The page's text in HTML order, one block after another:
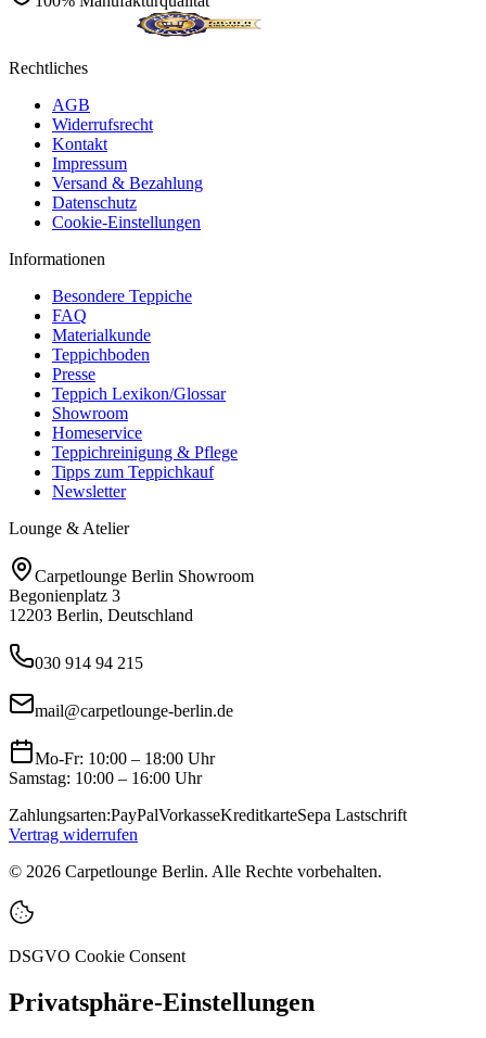
Rechtliches
AGB
Widerrufsrecht
Kontakt
Impressum
Versand & Bezahlung
Datenschutz
Cookie-Einstellungen
Informationen
Besondere Teppiche
FAQ
Materialkunde
Teppichboden
Presse
Teppich Lexikon/Glossar
Showroom
Homeservice
Teppichreinigung & Pflege
Tipps zum Teppichkauf
Newsletter
Lounge & Atelier
Carpetlounge Berlin Showroom
Begonienplatz 3
12203 Berlin, Deutschland
030 914 94 215
mail@carpetlounge-berlin.de
Mo-Fr: 10:00 – 18:00 Uhr
Samstag: 10:00 – 16:00 Uhr
Zahlungsarten:PayPalVorkasseKreditkarteSepa Lastschrift
Vertrag widerrufen
© 2026 Carpetlounge Berlin. Alle Rechte vorbehalten.
DSGVO Cookie Consent
Privatsphäre-Einstellungen